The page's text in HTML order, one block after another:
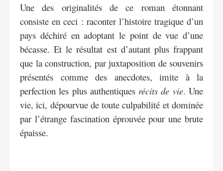
Une des originalités de ce roman étonnant
consiste en ceci : raconter l’histoire tragique d’un
pays déchiré en adoptant le point de vue d’une
bécasse. Et le résultat est d’autant plus frappant
que la construction, par juxtaposition de souvenirs
présentés comme des anecdotes, imite à la
perfection les plus authentiques récits de vie. Une
vie, ici, dépourvue de toute culpabilité et dominée
par l’étrange fascination éprouvée pour une brute
épaisse.